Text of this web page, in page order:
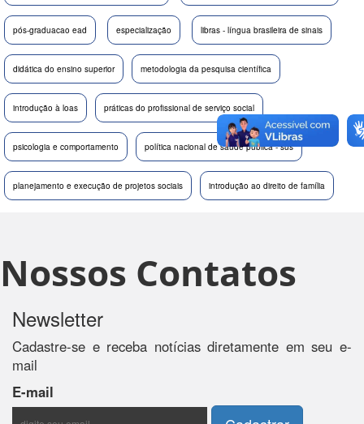
pós-graduacao ead especialização libras - língua brasileira de sinais
didática do ensino superior metodologia da pesquisa científica
introdução à loas práticas do profissional de serviço social
psicologia e comportamento política nacional de saúde pública - sus
planejamento e execução de projetos sociais introdução ao direito de família
Nossos Contatos
Newsletter
Cadastre-se e receba notícias diretamente em seu e-
mail
E-mail